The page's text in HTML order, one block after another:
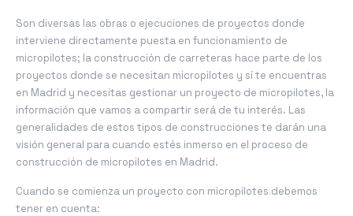
Son diversas las obras o ejecuciones de proyectos donde
interviene directamente puesta en funcionamiento de
micropilotes; la construcción de carreteras hace parte de los
proyectos donde se necesitan micropilotes y sí te encuentras
en Madrid y necesitas gestionar un proyecto de micropilotes, la
información que vamos a compartir será de tu interés. Las
generalidades de estos tipos de construcciones te darán una
visión general para cuando estés inmerso en el proceso de
construcción de micropilotes en Madrid.
Cuando se comienza un proyecto con micropilotes debemos
tener en cuenta: